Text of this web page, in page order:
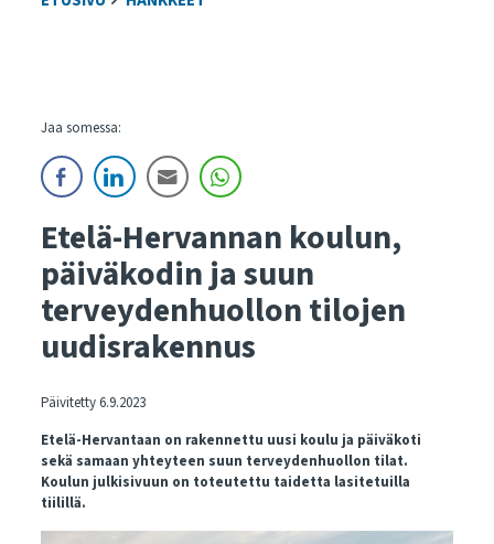
Jaa somessa:
Etelä-Hervannan koulun,
päiväkodin ja suun
terveydenhuollon tilojen
uudisrakennus
Päivitetty 6.9.2023
Etelä-Hervantaan on rakennettu uusi koulu ja päiväkoti
sekä samaan yhteyteen suun terveydenhuollon tilat.
Koulun julkisivuun on toteutettu taidetta lasitetuilla
tiilillä.